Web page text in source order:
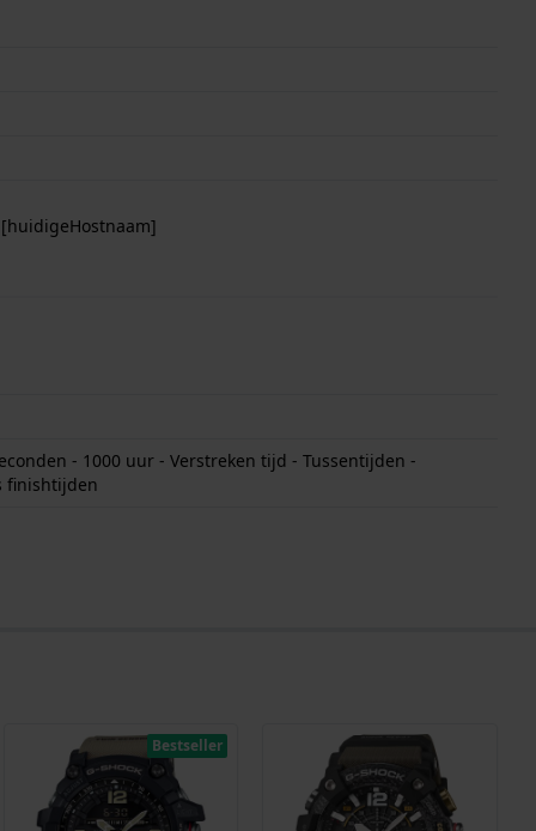
- 1000 uur - Verstreken tijd - Tussentijden -
finishtijden
Bestseller